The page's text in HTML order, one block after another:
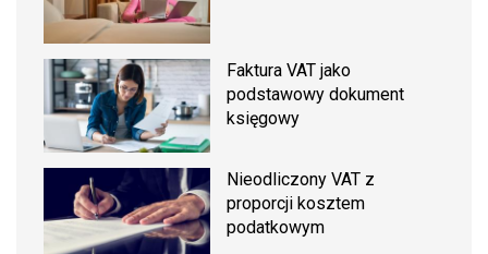
Faktura VAT jako
podstawowy dokument
księgowy
Nieodliczony VAT z
proporcji kosztem
podatkowym